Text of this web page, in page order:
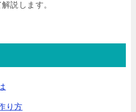
説します。
り方